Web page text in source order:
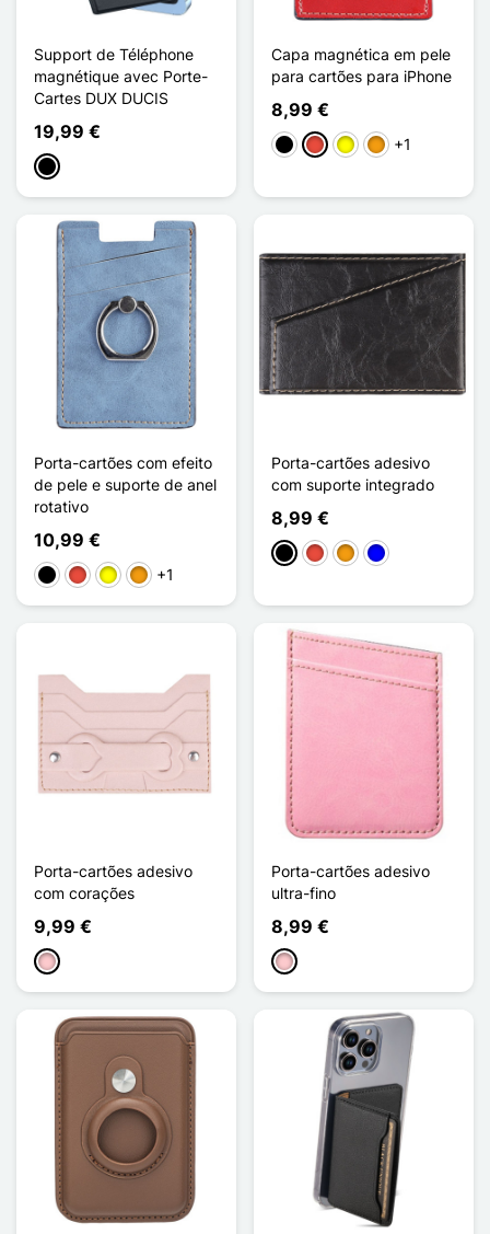
Support de Téléphone
magnétique avec Porte-
Cartes DUX DUCIS
19,99 €
Preto
Capa magnética em pele
para cartões para iPhone
8,99 €
PretoVermelho
AmareloLaranja
+1
Porta-cartões com efeito
de pele e suporte de anel
rotativo
10,99 €
PretoVermelho
AmareloLaranja
+1
Porta-cartões adesivo
com suporte integrado
8,99 €
PretoVermelho
Laranja
Azul
Porta-cartões adesivo
com corações
9,99 €
Rosa
Porta-cartões adesivo
ultra-fino
8,99 €
Rosa